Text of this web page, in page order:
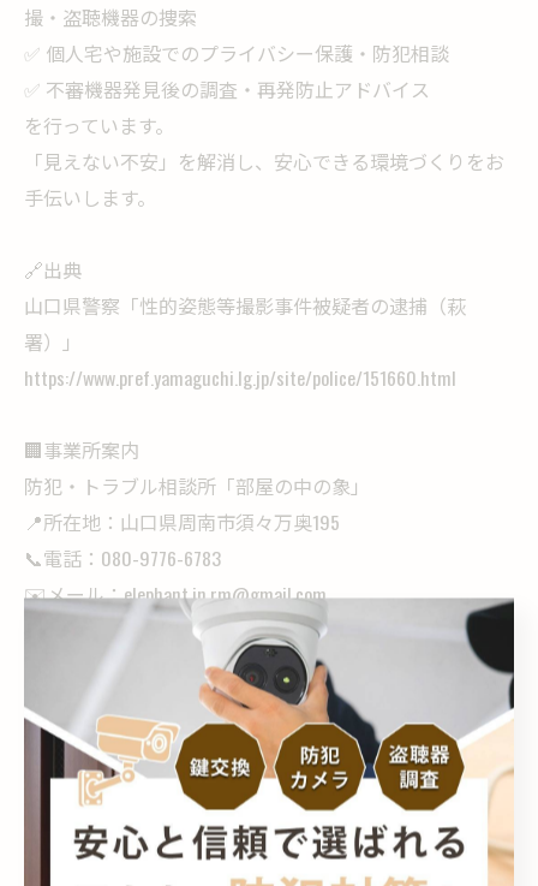
撮・盗聴機器の捜索
✅ 個人宅や施設でのプライバシー保護・防犯相談
✅ 不審機器発見後の調査・再発防止アドバイス
を行っています。
「見えない不安」を解消し、安心できる環境づくりをお
手伝いします。
🔗出典
山口県警察「性的姿態等撮影事件被疑者の逮捕（萩
署）」
https://www.pref.yamaguchi.lg.jp/site/police/151660.html
🏢事業所案内
防犯・トラブル相談所「部屋の中の象」
📍所在地：山口県周南市須々万奥195
📞電話：080-9776-6783
✉️メール：elephant.in.rm@gmail.com
🕊️「防犯のこと、暮らしのこと、まずはお気軽に。」
🏷️ハッシュタグ
#周南市 #萩市 #山口県警 #盗撮 #盗聴器 #プライバシー
保護 #防犯カメラ #ストーカー #防犯対策 #地域安全 #防
犯相談 #防犯トラブル相談所 #部屋の中の象